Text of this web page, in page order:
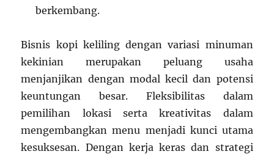
berkembang.
Bisnis kopi keliling dengan variasi minuman
kekinian merupakan peluang usaha
menjanjikan dengan modal kecil dan potensi
keuntungan besar. Fleksibilitas dalam
pemilihan lokasi serta kreativitas dalam
mengembangkan menu menjadi kunci utama
kesuksesan. Dengan kerja keras dan strategi